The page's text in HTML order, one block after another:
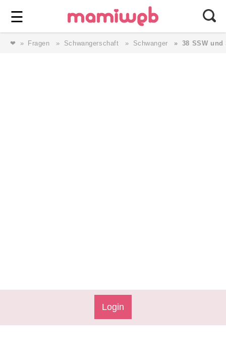
☰ ⎯ Wir lieben Familie ⎯
❤ Fragen Schwangerschaft Schwanger 38 SSW
Login